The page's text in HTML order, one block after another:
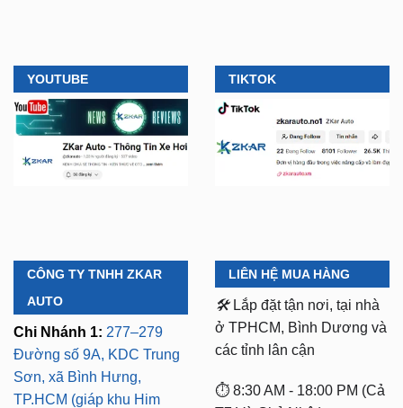
YOUTUBE TIKTOK
CÔNG TY TNHH ZKAR
AUTO
Chi Nhánh 1: 277–279
Đường số 9A, KDC Trung
Sơn, xã Bình Hưng,
TP.HCM (giáp khu Him
LIÊN HỆ MUA HÀNG
🛠️ Lắp đặt tận nơi, tại nhà
ở TPHCM, Bình Dương và
các tỉnh lân cận
⏱️ 8:30 AM - 18:00 PM (Cả